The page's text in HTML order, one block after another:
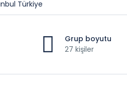
Türkiye
Grup boyutu
27 kişiler